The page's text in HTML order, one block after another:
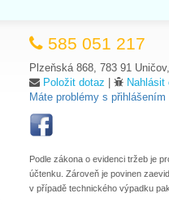
585 051 217
Plzeňská 868, 783 91
Položit dotaz |
Nahlásit
Máte problémy s přihlášením
Podle zákona o evidenci tržeb je
účtenku. Zároveň je povinen
v případě technického výpadku